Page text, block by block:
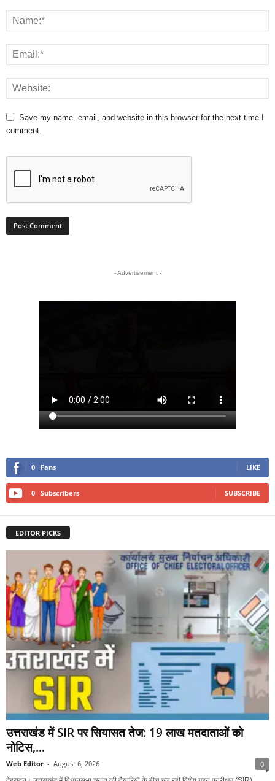
Save my name, email, and website in this browser for the next time I
comment.
- Advertisement -
0 Fans LIKE
0 Subscribers SUBSCRIBE
EDITOR PICKS
उत्तराखंड में SIR पर सियासत तेज: 19 लाख मतदाताओं को
नोटिस,...
Web Editor - August 6, 2026 0